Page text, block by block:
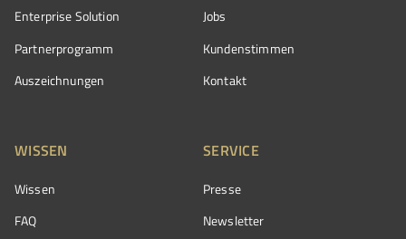
Enterprise Solution
Partnerprogramm
Auszeichnungen
Jobs
Kundenstimmen
Kontakt
WISSEN
Wissen
FAQ
SERVICE
Presse
Newsletter